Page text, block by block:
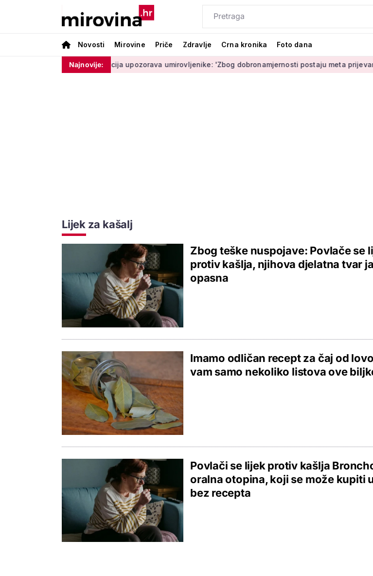
Novosti Mirovine Priče Zdravlje Crna kronika Foto dana
Najnovije:
Policija upozorava umirovljenike: 'Zbog dobronamjernosti postaju meta prijevare'
Lijek za kašalj
Zbog teške nuspojave: Povlače se
protiv kašlja, njihova djelatna tvar
opasna
Imamo odličan recept za čaj od
vam samo nekoliko listova ove
Povlači se lijek protiv kašlja
oralna otopina, koji se može kupiti
bez recepta